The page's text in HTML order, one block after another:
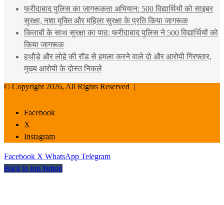
फरीदाबाद पुलिस का जागरूकता अभियान: 500 विद्यार्थियों को साइबर
सुरक्षा, नशा मुक्ति और महिला सुरक्षा के प्रति किया जागरूक
किताबों के साथ सुरक्षा का पाठ: फरीदाबाद पुलिस ने 500 विद्यार्थियों को
किया जागरूक
हथौड़े और लोहे की रॉड से हमला करने वाले दो और आरोपी गिरफ्तार,
मुख्य आरोपी के दोस्त निकले
© Copyright 2026, All Rights Reserved |
Facebook
X
Instagram
Facebook X WhatsApp Telegram
Back to top button